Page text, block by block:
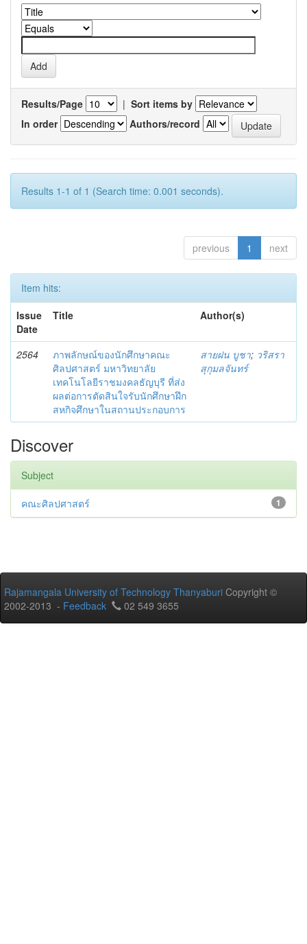
Results/Page | Sort items by
In order
Authors/record
Results 1-1 of 1 (Search time: 0.001 seconds).
previous 1 next
Item hits:
Issue
Date
Title Author(s)
2564
ภาพลักษณ์ของนักศึกษาคณะ
ศิลปศาสตร์ มหาวิทยาลัย
เทคโนโลยีราชมงคลธัญบุรี ที่ส่ง
ผลต่อการตัดสินใจรับนักศึกษาฝึก
สหกิจศึกษาในสถานประกอบการ
สายฝน บูชา; วริสรา
สุกุมลจันทร์
Discover
Subject
1
คณะศิลปศาสตร์
Rajamangala University of Technology Thanyaburi Copyright ©
2002-2013 - Feedback 02 549 3655